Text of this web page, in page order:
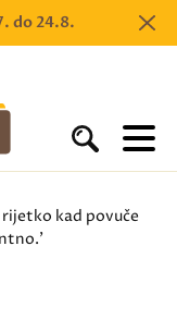
do 24.8.
rijetko kad povuče